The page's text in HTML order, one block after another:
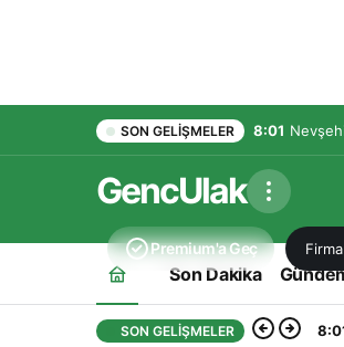
SON GELIŞMELER 8:01
GencUlak
Premium'a Geç
Son Dakika
SON GELIŞMELER